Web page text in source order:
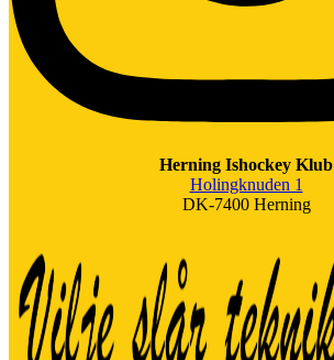
Herning Ishockey Klub
Holingknuden 1
DK-7400 Herning